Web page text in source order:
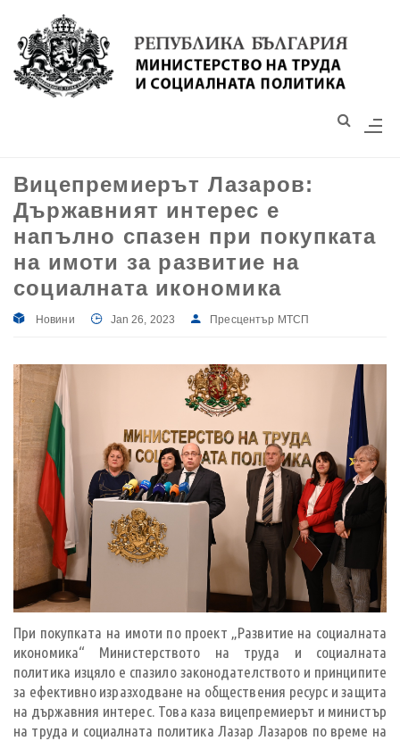
Моля,
обърнете
със
система
Вицепремиерът Лазаров:
Държавният интерес е
напълно спазен при покупката
на имоти за развитие на
социалната икономика
Новини Jan 26, 2023 Пресцентър МТСП
При покупката на имоти по проект „Развитие на социалната
икономика“ Министерството на труда и социалната
политика изцяло е спазило законодателството и принципите
за ефективно изразходване на обществения ресурс и защита
на държавния интерес. Това каза вицепремиерът и министър
на труда и социалната политика Лазар Лазаров по време на